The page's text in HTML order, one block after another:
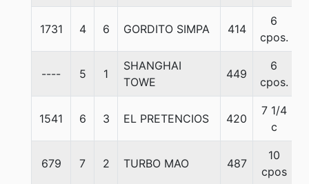
1731 4 6 GORDITO SIMPA 414
6
cpos.
---- 5 1
SHANGHAI
TOWE
449
6
cpos.
1541 6 3 EL PRETENCIOS 420
7 1/4
c
679 7 2 TURBO MAO 487
10
cpos